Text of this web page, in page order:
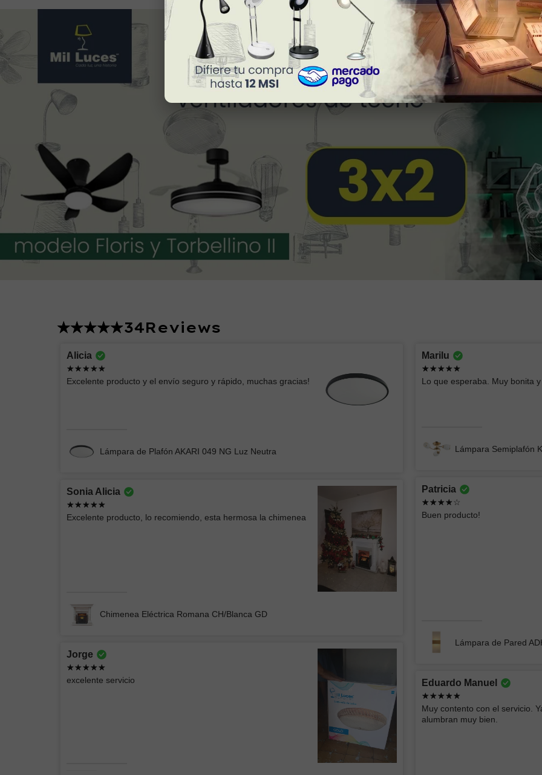
34Reviews
Alicia
Excelente producto y el envío seguro y rápido, muchas gracias!
Lámpara de Plafón AKARI 049 NG Luz Neutra
Marilu
Lo que esperaba. Muy bonita
Lámpara Semiplafón
Sonia Alicia
Excelente producto, lo recomiendo, esta hermosa la chimenea
Chimenea Eléctrica Romana CH/Blanca GD
Patricia
Buen producto!
Lámpara de Pared
Jorge
excelente servicio Eduardo Manuel
Muy contento con el servicio.
alumbran muy bien.
Lucero
Ya había comprado esas lámparas y me
parecen geniales, el servicio fue súper
rápido y clara la info
Andrey Moises
La lámpara se ve muy bien el único detalle
menor es que se ven algo los focos
Lámpara de Techo tipo Plafón WEST 002
EIDRIC
Buen producto y rápida entrega
Empotrado LED SIRAJ 012